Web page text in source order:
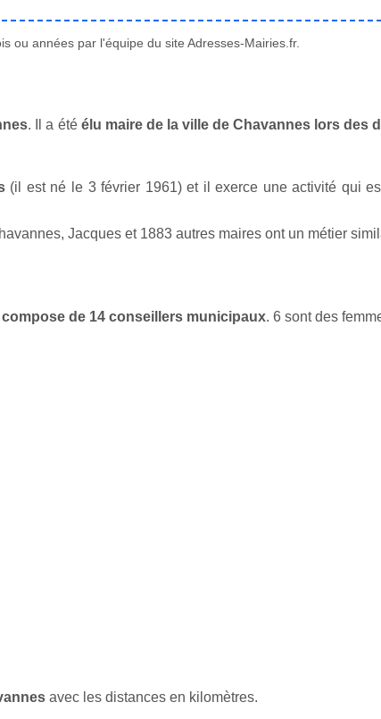
ou années par l'équipe du site Adresses-Mairies.fr.
. Il a été élu maire de la ville de Chavannes lors des
(il est né le 3 février 1961) et il exerce une activité qui
Jacques et 1883 autres maires ont un métier
de 14 conseillers municipaux. 6 sont des
avec les distances en kilomètres.